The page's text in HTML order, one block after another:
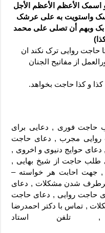
اسمک الأعظم الأعظم الأجل
واستویت به علی عرشک
بک وبهم أن تصلی علی محمد
حاجت روایی ترک نکند ان
از مفاتیح الجنان
و کذا حاجت بخواهد.
فوری , دعایی برای
روایی مجرب , دعای حاجت
حوایج دنیوی و اخروی ,
طلب حاجت از شیخ بهایی ,
, جهت احابت هر خواسته –
شدن مشکلات , دعای
حاجت روایی , دعای حاجت
, تماس با دکتر احمدرضا
۰۹۰۲۸۲۰۱۸۲۹ , تلفن استاد